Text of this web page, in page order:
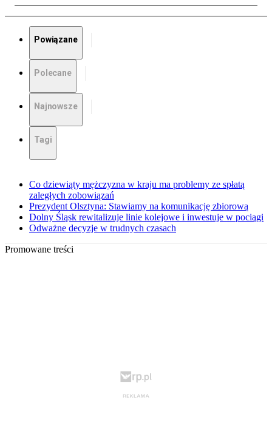
Powiązane
Polecane
Najnowsze
Tagi
Co dziewiąty mężczyzna w kraju ma problemy ze spłatą
zaległych zobowiązań
Prezydent Olsztyna: Stawiamy na komunikację zbiorową
Dolny Śląsk rewitalizuje linie kolejowe i inwestuje w pociągi
Odważne decyzje w trudnych czasach
Promowane treści